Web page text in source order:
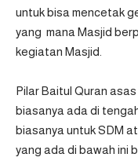
untuk bisa mencetak
yang mana Masjid
kegiatan Masjid.
Pilar Baitul Quran
biasanya ada di
biasanya untuk SDM
yang ada di bawah ini